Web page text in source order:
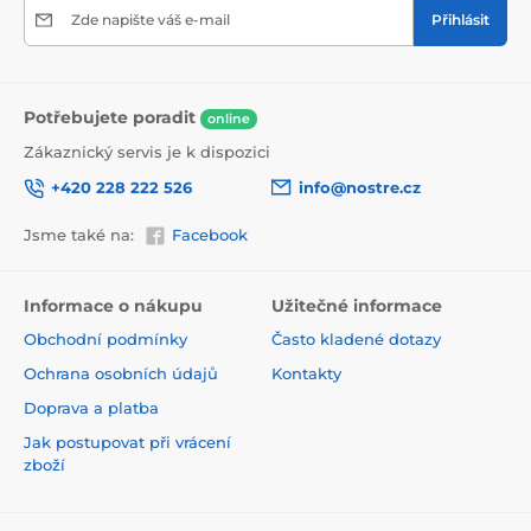
prostor. Barvy splňují přísné normy a pyšní se certifikací
zdravotní nezávadnost.
Zde napište váš e-mail Přihlásit
Potřebujete poradit online
Zákaznický servis je k dispozici
+420 228 222 526
info@nostre.cz
Jsme také na: Facebook
Informace o nákupu
Obchodní podmínky
Ochrana osobních údajů
Doprava a platba
Jak postupovat při vrácení
zboží
Užitečné informace
Často kladené dotazy
Kontakty